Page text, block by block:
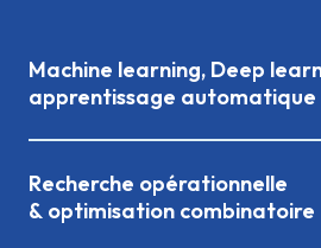
Machine learning, Deep
apprentissage automatique
Recherche opérationnelle
& optimisation combinatoire